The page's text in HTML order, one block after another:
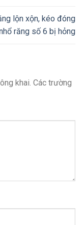
lộn xộn, kéo đóng
răng số 6 bị hỏng
khai. Các trường